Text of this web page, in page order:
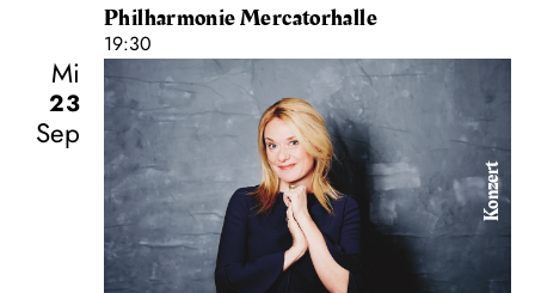
Philharmonie Mercatorhalle
19:30
Mi
23
Sep
Konzert